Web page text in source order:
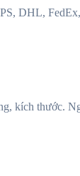
DHL,
kích thước.